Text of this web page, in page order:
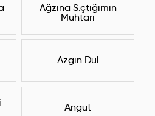
Ağzına S.çtığımın
Muhtarı
Azgın Dul
Angut